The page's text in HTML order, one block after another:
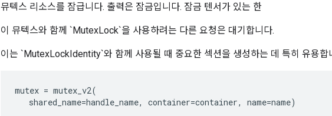
뮤텍스 리소스를 잠급니다. 출력은 잠금입니다. 잠금 텐서가 있는 한
이 뮤텍스와 함께 `MutexLock`을 사용하려는 다른 요청은 대기합니다.
이는 `MutexLockIdentity`와 함께 사용될 때 중요한 섹션을 생성하는 데 특히 유용합
mutex = mutex_v2(
shared_name=handle_name, container=container, name=name)